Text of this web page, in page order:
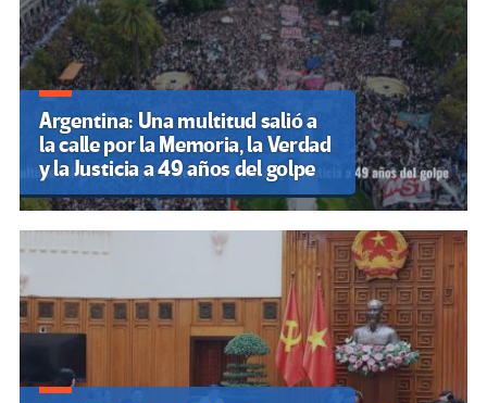
Argentina: Una multitud salió a
la calle por la Memoria, la Verdad
y la Justicia a 49 años del golpe